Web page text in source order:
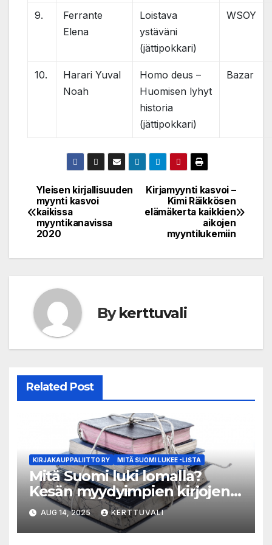
9.
Ferrante
Elena
Loistava
ystäväni
(jättipokkari)
WSOY
10.
Harari Yuval
Noah
Homo deus –
Huomisen lyhyt
historia
(jättipokkari)
Bazar
Post
navigation
Kirjamyynti kasvoi –
Kimi Räikkösen
elämäkerta kaikkien
aikojen
myyntilukemiin
Yleisen kirjallisuuden
myynti kasvoi
kaikissa
myyntikanavissa
2020
Bykerttuvali
Related Post
KIRJAKAUPPALIITTO RY MITÄ SUOMI LUKEE -LISTA
Mitä Suomi luki lomalla?
Kesän myydyimpien kirjojen
listat julki
AUG 14, 2025 KERTTUVALI